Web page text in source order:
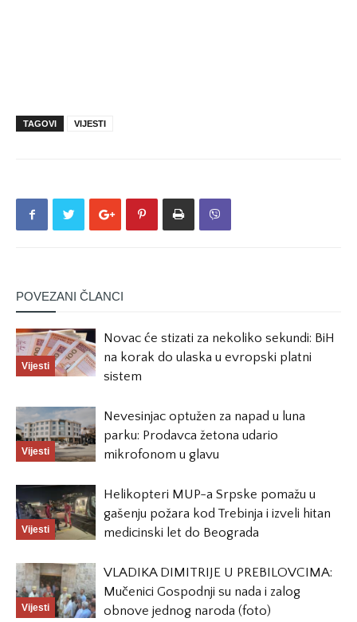
TAGOVI VIJESTI
POVEZANI ČLANCI
Vijesti
Novac će stizati za nekoliko sekundi: BiH
na korak do ulaska u evropski platni
sistem
Vijesti
Nevesinjac optužen za napad u luna
parku: Prodavca žetona udario
mikrofonom u glavu
Vijesti
Helikopteri MUP-a Srpske pomažu u
gašenju požara kod Trebinja i izveli hitan
medicinski let do Beograda
Vijesti
VLADIKA DIMITRIJE U PREBILOVCIMA:
Mučenici Gospodnji su nada i zalog
obnove jednog naroda (foto)